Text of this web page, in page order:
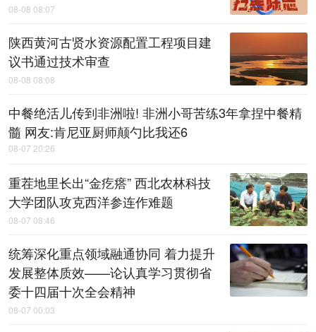
08-08 08:07
陕西黄河古贤水资源配置工程项目建
议书通过技术审查
08-08 08:08
中餐绝活儿传到非洲啦! 非洲小哥苦练3年拿捏中餐精
髓 网友:肯尼亚厨师颠勺比我还6
08-07 20:26
重茬地里长出“金疙瘩” 西北农林科技
大学团队攻克西洋参连作难题
08-07 08:46
统筹深化重点领域融通协同 着力提升
发展整体质效——论认真学习贯彻省
委十四届十次全会精神
08-07 00:03